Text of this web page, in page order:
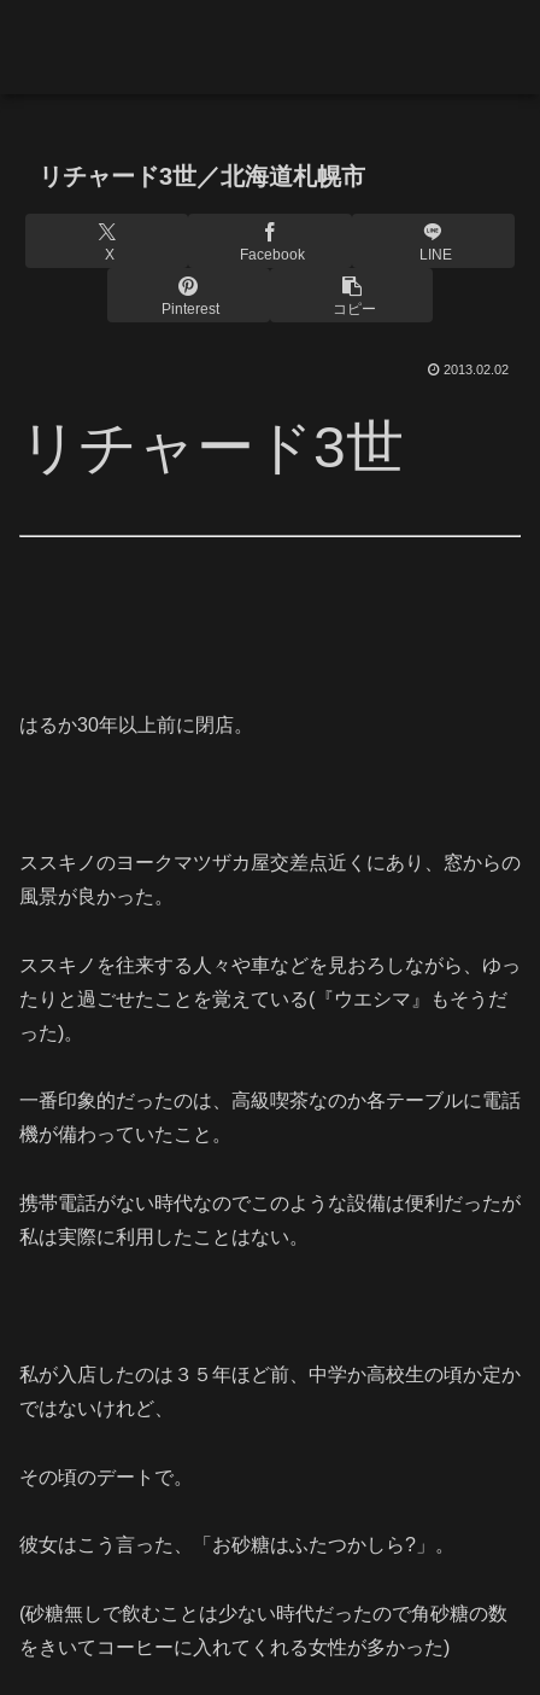
リチャード3世／北海道札幌市
X Facebook LINE
Pinterest コピー
2013.02.02
リチャード3世
はるか30年以上前に閉店。
ススキノのヨークマツザカ屋交差点近くにあり、窓からの
風景が良かった。
ススキノを往来する人々や車などを見おろしながら、ゆっ
たりと過ごせたことを覚えている(『ウエシマ』もそうだ
った)。
一番印象的だったのは、高級喫茶なのか各テーブルに電話
機が備わっていたこと。
携帯電話がない時代なのでこのような設備は便利だったが
私は実際に利用したことはない。
私が入店したのは３５年ほど前、中学か高校生の頃か定か
ではないけれど、
その頃のデートで。
彼女はこう言った、「お砂糖はふたつかしら?」。
(砂糖無しで飲むことは少ない時代だったので角砂糖の数
をきいてコーヒーに入れてくれる女性が多かった)